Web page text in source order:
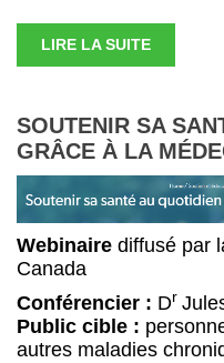
LIRE LA SUITE
SOUTENIR SA
GRÂCE À LA
Webinaire diffusé par
Canada
Conférencier : Dr
Public cible :
autres maladies